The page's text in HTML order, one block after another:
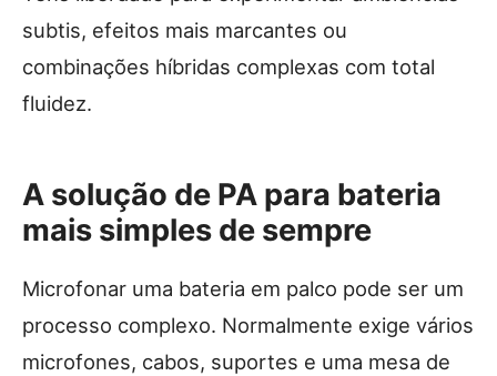
subtis, efeitos mais marcantes ou
combinações híbridas complexas com total
fluidez.
A solução de PA para bateria
mais simples de sempre
Microfonar uma bateria em palco pode ser um
processo complexo. Normalmente exige vários
microfones, cabos, suportes e uma mesa de